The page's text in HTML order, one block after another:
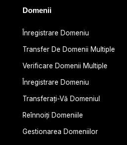
Domenii
Înregistrare Domeniu
Transfer De Domenii Multiple
Verificare Domenii Multiple
Înregistrare Domeniu
Transferați-Vă Domeniul
Reînnoiți Domeniile
Gestionarea Domeniilor